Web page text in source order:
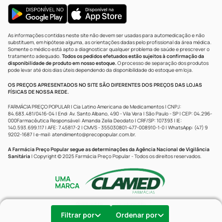
Filtrar por Ordenar por
As informações contidas neste site não devem ser usadas para automedicação e não
substituem, em hipótese alguma, as orientações dadas pelo profissional da área médica.
Somente o médico está apto a diagnosticar qualquer problema de saúde e prescrever o
tratamento adequado. Todos os pedidos efetuados estão sujeitos à confirmação da
disponibilidade de produto em nosso estoque.O processo de separação dos produtos
pode levar até dois dias úteis dependendo da disponibilidade do estoque em loja.
OS PREÇOS APRESENTADOS NO SITE SÃO DIFERENTES DOS PREÇOS DAS LOJAS
FÍSICAS DE NOSSA REDE.
FARMÁCIA PREÇO POPULAR | Cia Latino Americana de Medicamentos | CNPJ:
84.683.481/0416-04 | End: Av. Santo Albano, 490 - Vila Vera | São Paulo - SP | CEP: 04.296-
000Farmacêutica Responsável: Amanda Zelia Deodato | CRF/SP: 107393 | IE:
140.593.699.117 | AFE: 7.45817-2 | CMVS - 355030801-477-008910-1-0 | WhatsApp: (47) 9
9202-1687 | e-mail: atendimento@precopopular.com.br.
A Farmácia Preço Popular segue as determinações da Agência Nacional de Vigilância
Sanitária | Copyright © 2025 Farmácia Preço Popular - Todos os direitos reservados.
UMA
MARCA
Powered by Developed by